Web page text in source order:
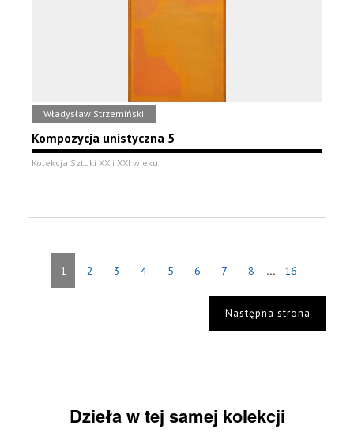
Władysław Strzemiński
Kompozycja unistyczna 5
Kolekcja Sztuki XX i XXI wieku
1 2 3 4 5 6 7 8 ... 16
Następna strona
Dzieła w tej samej kolekcji